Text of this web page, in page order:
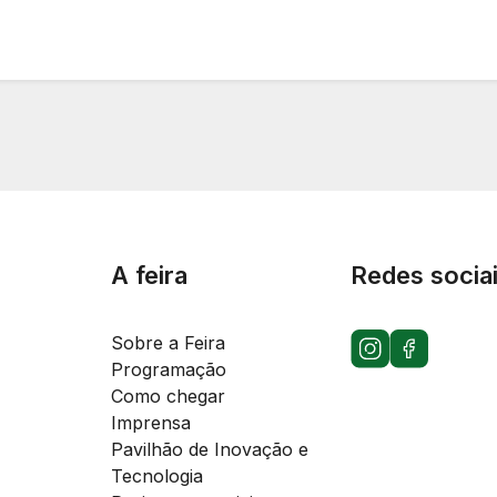
A feira
Sobre a Feira
Programação
Como chegar
Imprensa
Pavilhão de Inovação e
Tecnologia
Redes